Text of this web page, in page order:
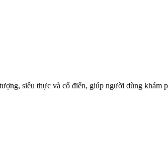
siêu thực và cổ điển, giúp người dùng khám